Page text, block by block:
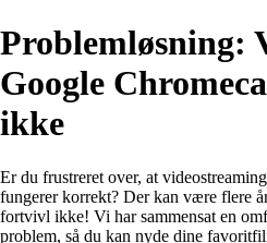
Problemløsning:
Google
ikke
Er du frustreret over, at
fungerer korrekt? Der kan være flere
fortvivl ikke! Vi har sammensat en
problem, så du kan nyde dine